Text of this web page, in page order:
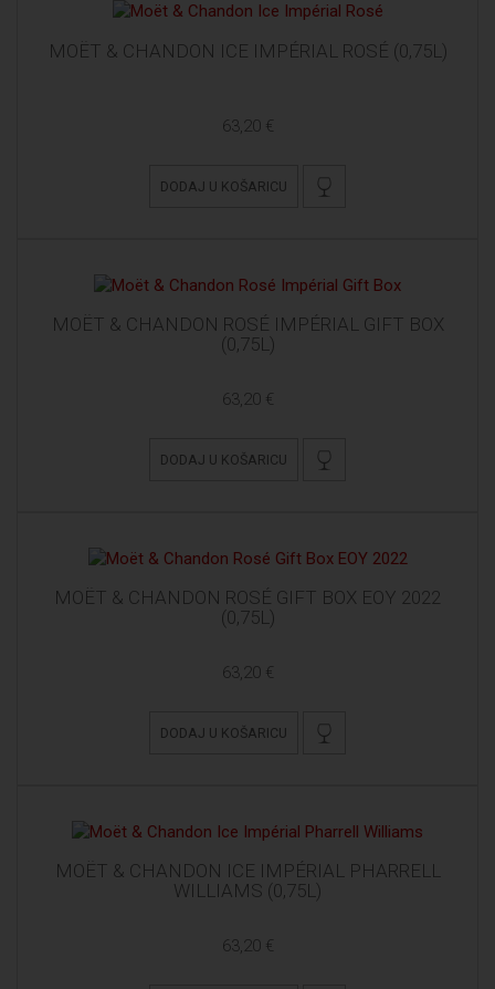
MOËT & CHANDON ICE IMPÉRIAL ROSÉ (0,75L)
63,20 €
DODAJ U KOŠARICU
MOËT & CHANDON ROSÉ IMPÉRIAL GIFT BOX
(0,75L)
63,20 €
DODAJ U KOŠARICU
MOËT & CHANDON ROSÉ GIFT BOX EOY 2022
(0,75L)
63,20 €
DODAJ U KOŠARICU
MOËT & CHANDON ICE IMPÉRIAL PHARRELL
WILLIAMS (0,75L)
63,20 €